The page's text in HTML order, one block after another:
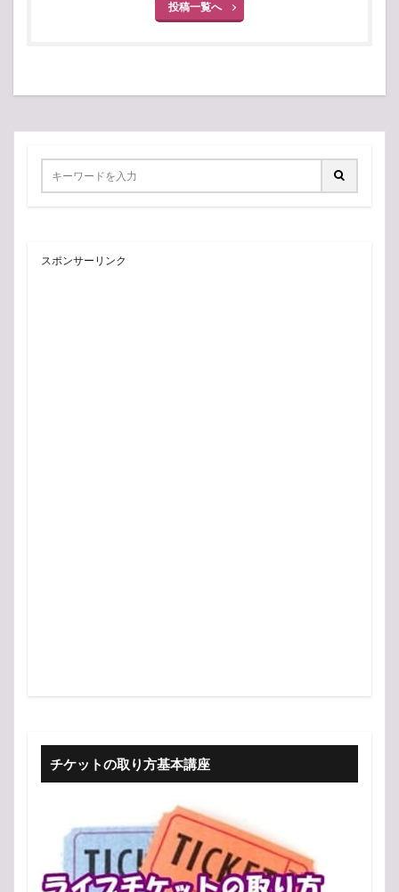
投稿一覧へ
スポンサーリンク
チケットの取り方基本講座